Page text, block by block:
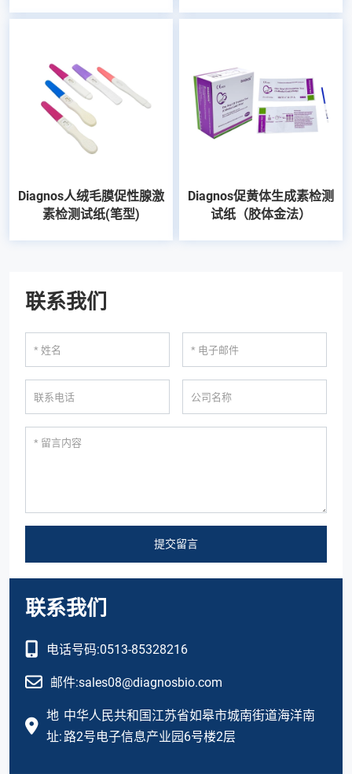
Diagnos人绒毛膜促性腺激
素检测试纸(笔型)
Diagnos促黄体生成素检测
试纸（胶体金法）
联系我们
提交留言
联系我们
电话号码:0513-85328216
邮件:sales08@diagnosbio.com
地
址:
中华人民共和国江苏省如皋市城南街道海洋南
路2号电子信息产业园6号楼2层